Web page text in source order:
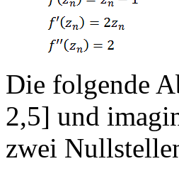
Die folgende
2,5] und
zwei